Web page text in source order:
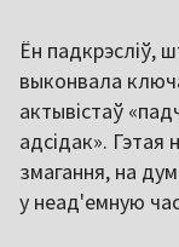
Ён падкрэсліў,
выконвала
актывістаў
адсідак». Гэтая
змагання, на
у неад'емную